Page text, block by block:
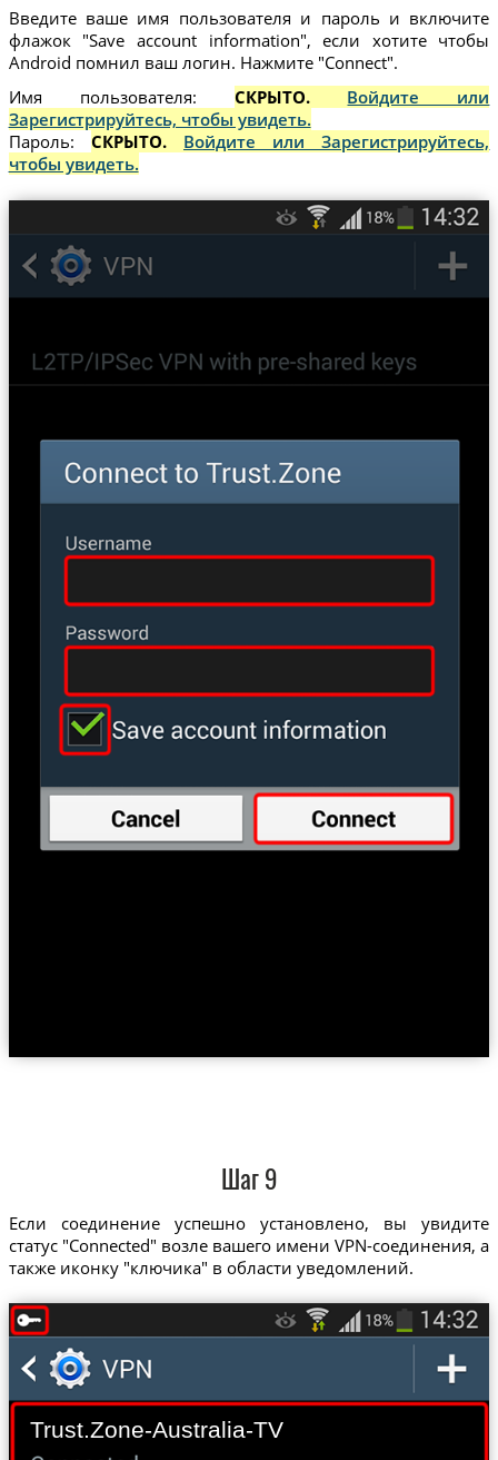
Введите ваше имя пользователя и пароль и включите
флажок "Save account information", если хотите чтобы
Android помнил ваш логин. Нажмите "Connect".
Имя пользователя: СКРЫТО. Войдите или
Зарегистрируйтесь, чтобы увидеть.
Пароль: СКРЫТО. Войдите или Зарегистрируйтесь,
чтобы увидеть.
Шаг 9
Если соединение успешно установлено, вы увидите
статус "Connected" возле вашего имени VPN-соединения, а
также иконку "ключика" в области уведомлений.
Trust.Zone-Australia-TV